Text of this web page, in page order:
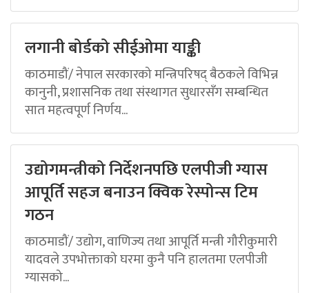
लगानी बोर्डको सीईओमा याङ्की
काठमाडौं/ नेपाल सरकारको मन्त्रिपरिषद् बैठकले विभिन्न
कानुनी, प्रशासनिक तथा संस्थागत सुधारसँग सम्बन्धित
सात महत्वपूर्ण निर्णय...
उद्योगमन्त्रीको निर्देशनपछि एलपीजी ग्यास
आपूर्ति सहज बनाउन क्विक रेस्पोन्स टिम
गठन
काठमाडौं/ उद्योग, वाणिज्य तथा आपूर्ति मन्त्री गौरीकुमारी
यादवले उपभोक्ताको घरमा कुनै पनि हालतमा एलपीजी
ग्यासको...